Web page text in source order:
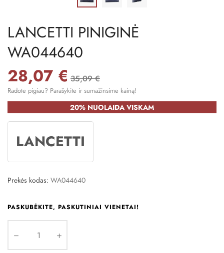
LANCETTI PINIGINĖ
WA044640
28,07 € 35,09 €
Radote pigiau? Parašykite ir sumažinsime kainą!
20% NUOLAIDA VISKAM
LANCETTI
Prekės kodas: WA044640
PASKUBĖKITE, PASKUTINIAI VIENETAI!